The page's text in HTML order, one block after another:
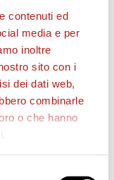
contenuti ed
media e per
inoltre
sito con i
dei dati web,
combinarle
o che hanno